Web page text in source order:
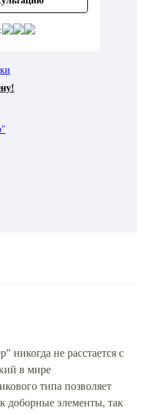
никогда не расстается с
в мире
типа позволяет
доборные элементы, так